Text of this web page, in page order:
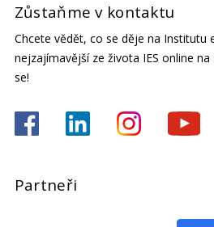
Zůstaňme v kontaktu
Chcete vědět, co se děje na Institutu
nejzajímavější ze života IES online
se!
Partneři